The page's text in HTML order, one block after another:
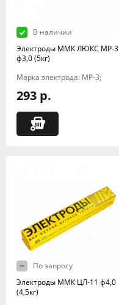
В наличии
Электроды ММК ЛЮКС МР-3
ф3,0 (5кг)
Марка электрода: МР-3;
293 р.
По запросу
Электроды ММК ЦЛ-11 ф4,0
(4,5кг)